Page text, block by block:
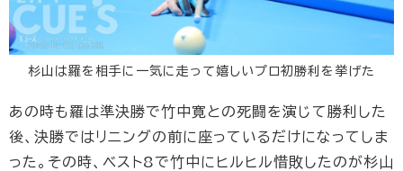
杉山は羅を相手に一気に走って嬉しいプロ初勝利を挙げた
あの時も羅は準決勝で竹中寛との死闘を演じて勝利した
後、決勝ではリニングの前に座っているだけになってしま
った。その時、ベスト8で竹中にヒルヒル惜敗したのが杉山